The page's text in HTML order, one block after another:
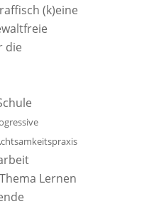
(k)eine
die
Lernen